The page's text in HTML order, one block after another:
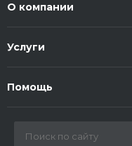
О компании
Услуги
Помощь